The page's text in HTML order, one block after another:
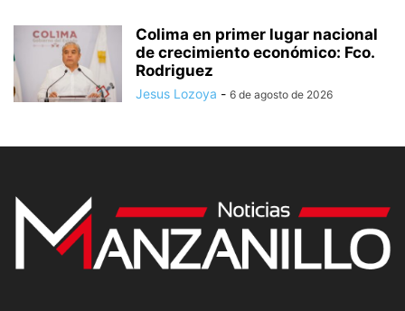
Colima en primer lugar nacional
de crecimiento económico: Fco.
Rodriguez
Jesus Lozoya - 6 de agosto de 2026